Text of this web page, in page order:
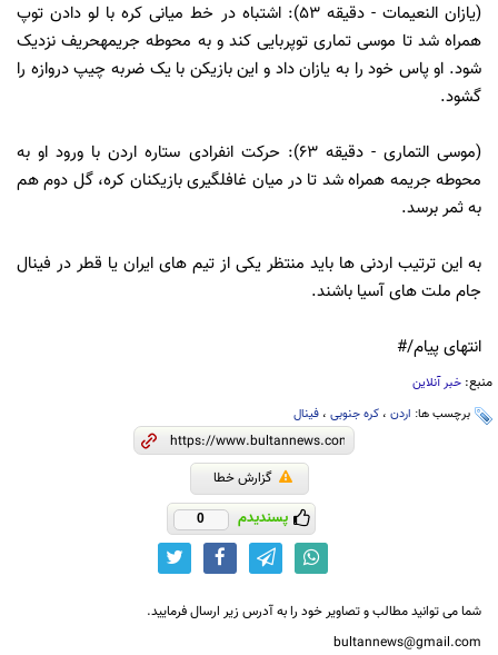
(یازان النعیمات - دقیقه 53): اشتباه در خط میانی کره با لو دادن توپ
همراه شد تا موسی تماری توپربایی کند و به محوطه جریمهحریف نزدیک
شود. او پاس خود را به یازان داد و این بازیکن با یک ضربه چیپ دروازه را
گشود.
(موسی التماری - دقیقه 63): حرکت انفرادی ستاره اردن با ورود او به
محوطه جریمه همراه شد تا در میان غافلگیری بازیکنان کره، گل دوم هم
به ثمر برسد.
به این ترتیب اردنی ها باید منتظر یکی از تیم های ایران یا قطر در فینال
جام ملت های آسیا باشند.
انتهای پیام/#
منبع: خبر آنلاین
برچسب ها: اردن ، کره جنوبی ، فینال
گزارش خطا
پسندیدم 0
شما می توانید مطالب و تصاویر خود را به آدرس زیر ارسال فرمایید.
bultannews@gmail.com